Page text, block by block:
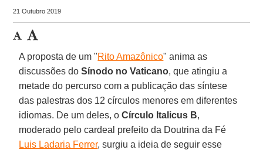
21 Outubro 2019
A proposta de um "Rito Amazônico" anima as
discussões doSínodo no Vaticano, que atingiu a
metade do percurso com a publicação das síntese
das palestras dos 12 círculos menores em diferentes
idiomas. De um deles, oCírculo Italicus B,
moderado pelo cardeal prefeito da Doutrina da Fé
Luis Ladaria Ferrer, surgiu a ideia de seguir esse